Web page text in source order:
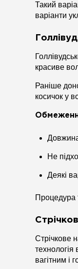
Такий
варіанти
красиве
Раніше
косичок у
Не
Деякі
Процедура
Стрічкове
технологія
вагітним і